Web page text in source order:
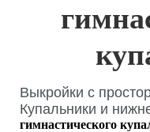
Выкройки с
Купальники и
гимнастического